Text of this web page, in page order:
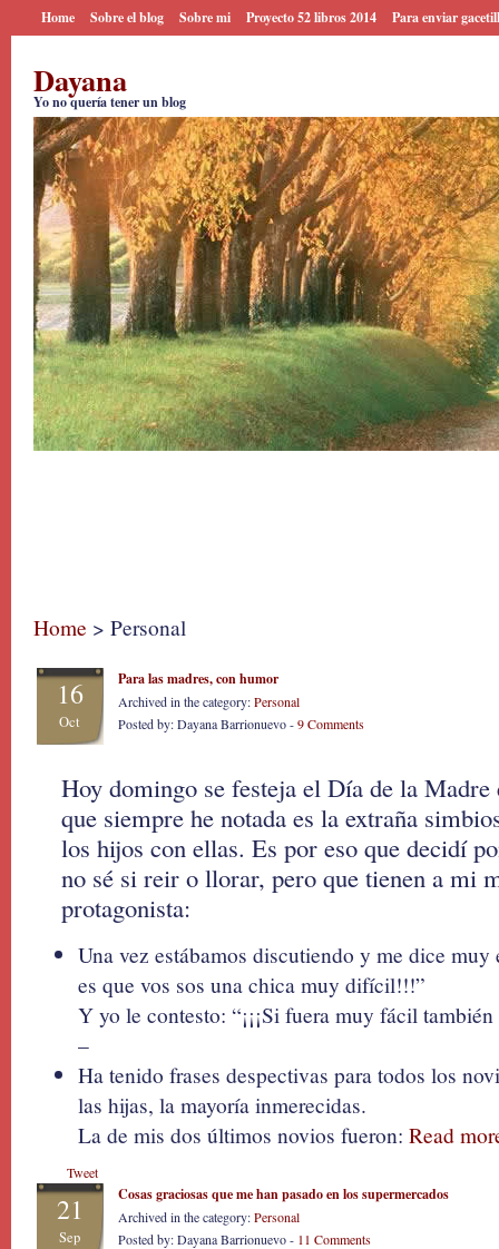
Home Sobre el blog Sobre mi Proyecto 52 libros 2014 Para enviar
Dayana
Yo no quería tener un blog
Home > Personal
16
Oct
Para las madres, con humor
Archived in the category:Personal
Posted by: Dayana Barrionuevo -9 Comments
Hoy domingo se festeja el Día de la
que siempre he notada es la extraña
los hijos con ellas. Es por eso que decidí
no sé si reir o llorar, pero que tienen a mi
protagonista:
Una vez estábamos discutiendo y me dice muy
es que vos sos una chica muy difícil!!!”
Y yo le contesto: “¡¡¡Si fuera muy fácil
–
Ha tenido frases despectivas para todos los
las hijas, la mayoría inmerecidas.
La de mis dos últimos novios fueron: Read
Tweet
21
Sep
Cosas graciosas que me han pasado en los supermercados
Archived in the category:Personal
Posted by: Dayana Barrionuevo - 11 Comments